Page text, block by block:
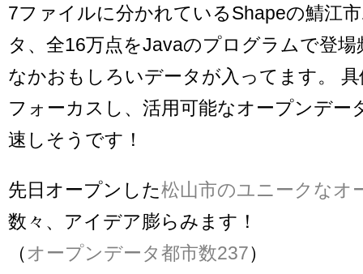
7ファイルに分かれているShapeの鯖江
タ、全16万点をJavaのプログラムで登
なかおもしろいデータが入ってます。
フォーカスし、活用可能なオープンデー
速しそうです！
先日オープンした松山市のユニークなオ
数々、アイデア膨らみます！
（オープンデータ都市数237）